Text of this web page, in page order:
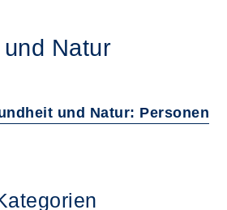
Natur
und Natur: Personen